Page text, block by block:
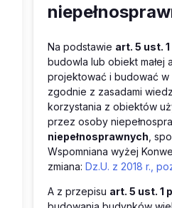
Na podstawie art. 5 ust.
budowla lub obiekt małej
projektować i budować
zgodnie z zasadami
korzystania z obiektów
przez osoby
niepełnosprawnych ,
Wspomniana wyżej
zmiana: Dz.U. z 2018 r.,
A z przepisu art. 5 ust. 1